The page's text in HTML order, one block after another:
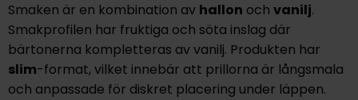
Smaken är en kombination av hallon och vanilj.
Smakprofilen har fruktiga och söta inslag där
bärtonerna kompletteras av vanilj. Produkten har
slim-format, vilket innebär att prillorna är långsmala
och anpassade för diskret placering under läppen.